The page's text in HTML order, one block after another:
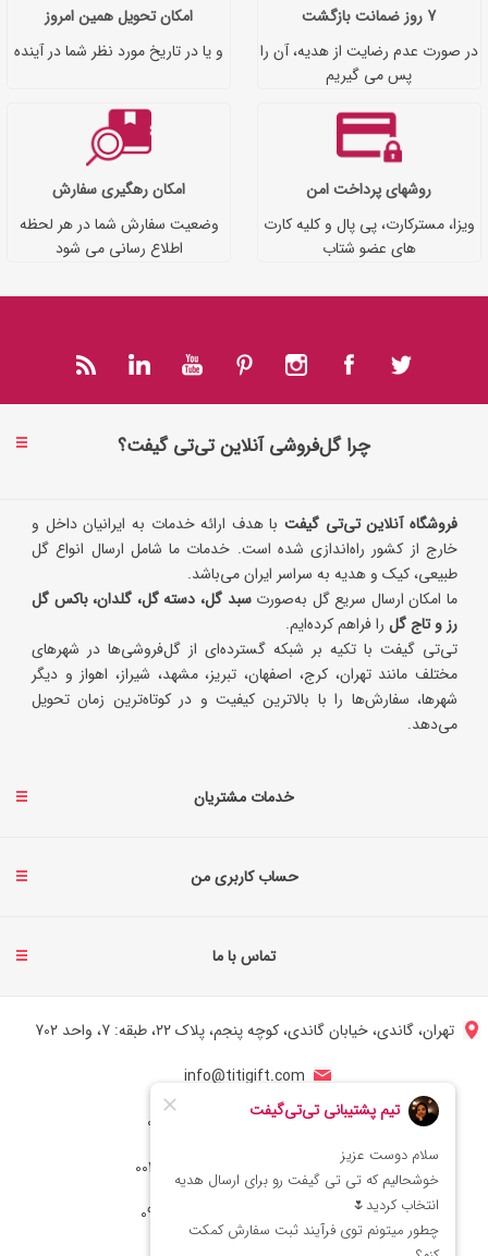
7 روز ضمانت بازگشت
در صورت عدم رضایت از هدیه، آن را
پس می گیریم
امکان تحویل همین امروز
و یا در تاریخ مورد نظر شما در آینده
روشهای پرداخت امن
ویزا، مسترکارت، پی پال و کلیه کارت
های عضو شتاب
امکان رهگیری سفارش
وضعیت سفارش شما در هر لحظه
اطلاع رسانی می شود
چرا گل‌فروشی آنلاین تی‌تی گیفت؟
فروشگاه آنلاین تی‌تی گیفتبا هدف ارائه خدمات به ایرانیان داخل و
خارج از کشور راه‌اندازی شده است. خدمات ما شامل ارسال انواع گل
طبیعی، کیک و هدیه به سراسر ایران می‌باشد.
ما امکان ارسال سریع گل به‌صورتسبد گل، دسته گل، گلدان، باکس گل
رز و تاج گل را فراهم کرده‌ایم.
تی‌تی گیفت با تکیه بر شبکه گسترده‌ای از گل‌فروشی‌ها در شهرهای
مختلف مانند تهران، کرج، اصفهان، تبریز، مشهد، شیراز، اهواز و دیگر
شهرها، سفارش‌ها را با بالاترین کیفیت و در کوتاه‌ترین زمان تحویل
می‌دهد.
خدمات مشتریان
حساب کاربری من
تماس با ما
تهران، گاندی، خیابان گاندی، کوچه پنجم، پلاک 22، طبقه: 7، واحد 702
info@titigift.com
شماره تماس ایران: 02166066403
شماره تماس آمریکا: 0014088054942